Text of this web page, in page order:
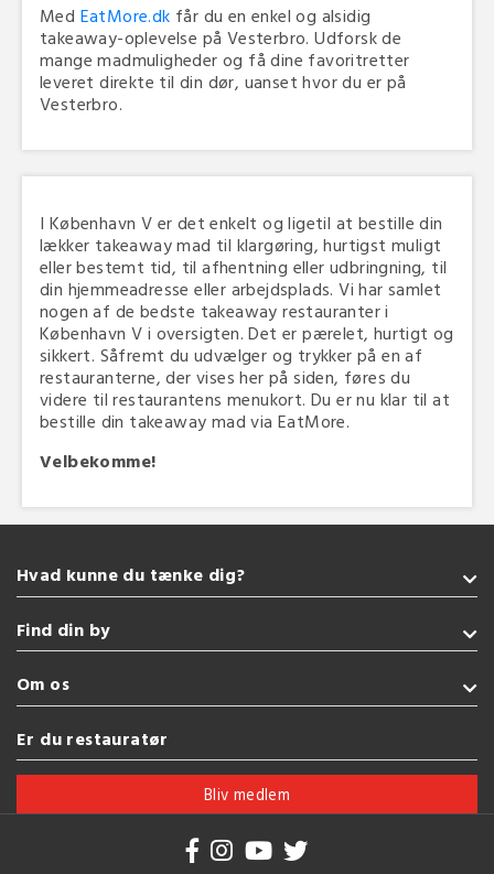
Med EatMore.dk får du en enkel og alsidig
takeaway-oplevelse på Vesterbro. Udforsk de
mange madmuligheder og få dine favoritretter
leveret direkte til din dør, uanset hvor du er på
Vesterbro.
I København V er det enkelt og ligetil at bestille din
lækker takeaway mad til klargøring, hurtigst muligt
eller bestemt tid, til afhentning eller udbringning, til
din hjemmeadresse eller arbejdsplads. Vi har samlet
nogen af de bedste takeaway restauranter i
København V i oversigten. Det er pærelet, hurtigt og
sikkert. Såfremt du udvælger og trykker på en af
restauranterne, der vises her på siden, føres du
videre til restaurantens menukort. Du er nu klar til at
bestille din takeaway mad via EatMore.
Velbekomme!
Hvad kunne du tænke dig?
Takeaway
Indisk
Tyrkisk
Grill
Se flere køkkener
Find din by
Sønderborg
Kolding
Esbjerg
Vejle
Om os
Handelsbetingelser
Brug af cookies
Er du restauratør
Bliv medlem